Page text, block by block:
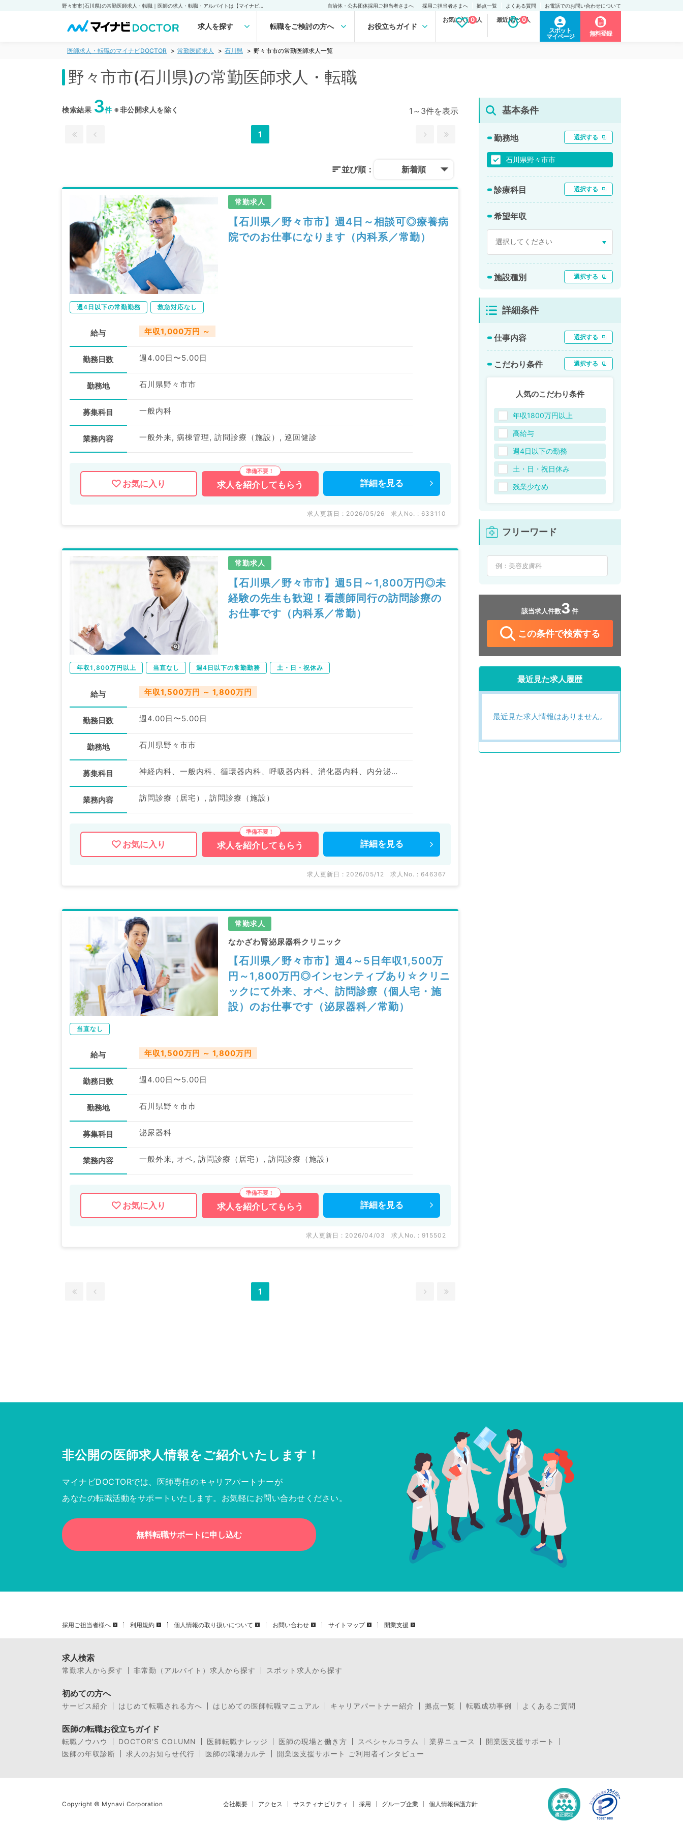
自治体・公共団体採用ご担当者さまへ 採用ご担当者さまへ 拠点一覧 よくある質問 お電話でのお問い合わせについて
求人を探す 転職をご検討の方へ お役立ちガイド
お気に入り求人
0 最近見た求人
0
スポット
マイページ
無料登録
医師求人・転職のマイナビDOCTOR 常勤医師求人 石川県 野々市市の常勤医師求人一覧
野々市市(石川県)の常勤医師求人・転職
検索結果 3件※非公開求人を除く 1～3件を表示
1
並び順： 新着順
常勤求人
【石川県／野々市市】週4日～相談可◎療養病
院でのお仕事になります（内科系／常勤）
週4日以下の常勤勤務 救急対応なし
給与 年収1,000万円 ～
勤務日数 週4.00日〜5.00日
勤務地 石川県野々市市
募集科目 一般内科
業務内容 一般外来, 病棟管理, 訪問診療（施設）, 巡回健診
お気に入り 求人を紹介してもらう 詳細を 見る
求人更新日 : 2026/05/26 求人No. : 633110
常勤求人
【石川県／野々市市】週5日～1,800万円◎未
経験の先生も歓迎！看護師同行の訪問診療の
お仕事です（内科系／常勤）
年収1,800万円以上 当直なし 週4日以下の常勤勤務 土・日・祝休み
給与 年収1,500万円 ～ 1,800万円
勤務日数 週4.00日〜5.00日
勤務地 石川県野々市市
募集科目 神経内科、一般内科、循環器内科、呼吸器内科、消化器内科、内分泌・代謝内科、腎臓内科、老年内科、血液内科、膠原病科
業務内容 訪問診療（居宅）, 訪問診療（施設）
お気に入り 求人を紹介してもらう 詳細を 見る
求人更新日 : 2026/05/12 求人No. : 646367
常勤求人
なかざわ腎泌尿器科クリニック
【石川県／野々市市】週4～5日年収1,500万
円～1,800万円◎インセンティブあり☆クリニ
ックにて外来、オペ、訪問診療（個人宅・施
設）のお仕事です（泌尿器科／常勤）
当直なし
給与 年収1,500万円 ～ 1,800万円
勤務日数 週4.00日〜5.00日
勤務地 石川県野々市市
募集科目 泌尿器科
業務内容 一般外来, オペ, 訪問診療（居宅）, 訪問診療（施設）
お気に入り 求人を紹介してもらう 詳細を 見る
求人更新日 : 2026/04/03 求人No. : 915502
1
基本条件
勤務地 選択する
石川県野々市市
診療科目 選択する
希望年収
施設種別 選択する
詳細条件
仕事内容 選択する
こだわり条件 選択する
人気のこだわり条件
年収1800万円以上
高給与
週4日以下の勤務
土・日・祝日休み
残業少なめ
フリーワード
該当求人件数3 件
この条件で検索する
最近見た求人履歴
最近見た求人情報はありません。
非公開の医師求人情報をご紹介いたします！
マイナビDOCTORでは、医師専任のキャリアパートナーが
あなたの転職活動をサポートいたします。お気軽にお問い合わせください。
無料転職サポートに申し込む
採用ご担当者様へ 利用規約 個人情報の取り扱いについて お問い合わせ サイトマップ 開業支援
求人検索
常勤求人から探す 非常勤（アルバイト）求人から探す スポット求人から探す
初めての方へ
サービス紹介 はじめて転職される方へ はじめての医師転職マニュアル キャリアパートナー紹介 拠点一覧 転職成功事例 よくあるご質問
医師の転職お役立ちガイド
転職ノウハウ DOCTOR’S COLUMN 医師転職ナレッジ 医師の現場と働き方 スペシャルコラム 業界ニュース
開業医支援サポート
医師の年収診断
求人のお知らせ代行 医師の職場カルテ 開業医支援サポート ご利用者インタビュー
Copyright © Mynavi Corporation 会社概要 アクセス サスティナビリティ 採用 グループ企業 個人情報保護方針